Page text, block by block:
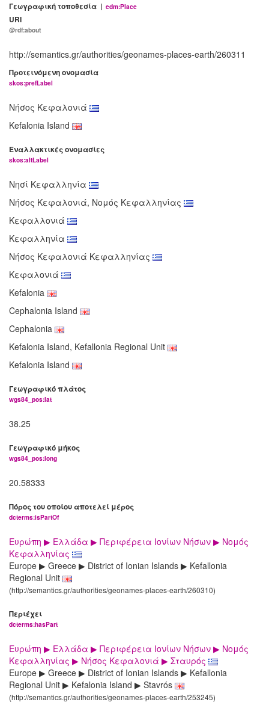
Γεωγραφική τοποθεσία | edm:Place
URI
@rdf:about
http://semantics.gr/authorities/geonames-places-earth/260311
Προτεινόμενη ονομασία
skos:prefLabel
Νήσος Κεφαλονιά
Kefalonia Island
Εναλλακτικές ονομασίες
skos:altLabel
Νησί Κεφαλληνία
Νήσος Κεφαλονιά, Νομός Κεφαλληνίας
Κεφαλλονιά
Κεφαλληνία
Νήσος Κεφαλονιά Κεφαλληνίας
Κεφαλονιά
Kefalonia
Cephalonia Island
Cephalonia
Kefalonia Island, Kefallonia Regional Unit
Kefalonia Island
Γεωγραφικό πλάτος
wgs84_pos:lat
38.25
Γεωγραφικό μήκος
wgs84_pos:long
20.58333
Πόρος του οποίου αποτελεί μέρος
dcterms:isPartOf
Ευρώπη ▶ Ελλάδα ▶ Περιφέρεια Ιονίων Νήσων ▶ Νομός
Κεφαλληνίας
Europe ▶ Greece ▶ District of Ionian Islands ▶ Kefallonia
Regional Unit
(http://semantics.gr/authorities/geonames-places-earth/260310)
Περιέχει
dcterms:hasPart
Ευρώπη ▶ Ελλάδα ▶ Περιφέρεια Ιονίων Νήσων ▶ Νομός
Κεφαλληνίας ▶ Νήσος Κεφαλονιά ▶ Σταυρός
Europe ▶ Greece ▶ District of Ionian Islands ▶ Kefallonia
Regional Unit ▶ Kefalonia Island ▶ Stavrós
(http://semantics.gr/authorities/geonames-places-earth/253245)